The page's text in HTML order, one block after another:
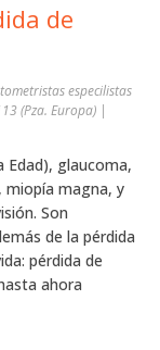
de
especilistas
Edad), glaucoma,
magna, y
Son
de la pérdida
pérdida de
ahora